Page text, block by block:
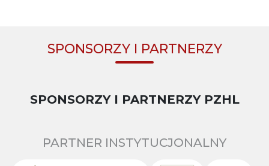
SPONSORZY I PARTNERZY
SPONSORZY I PARTNERZY PZHL
PARTNER INSTYTUCJONALNY